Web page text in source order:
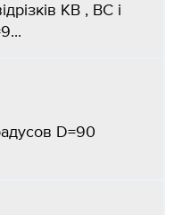
КВ , ВС i
D=90